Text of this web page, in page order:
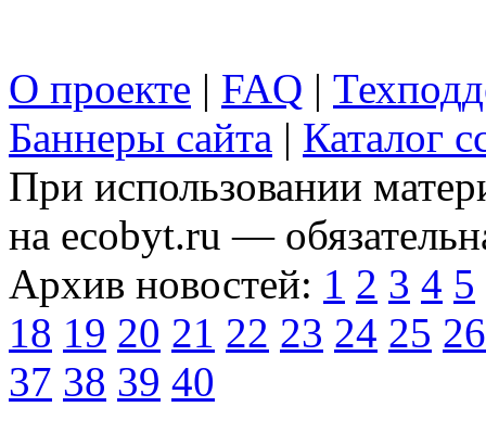
О проекте | FAQ |
Баннеры сайта | Каталог
При использовании
на ecobyt.ru —
Архив новостей: 1 2 3 4 5
18 19 20 21 22 23 24 25 26
37 38 39 40